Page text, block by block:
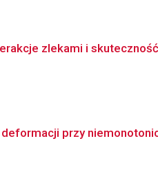
zlekami i
przy